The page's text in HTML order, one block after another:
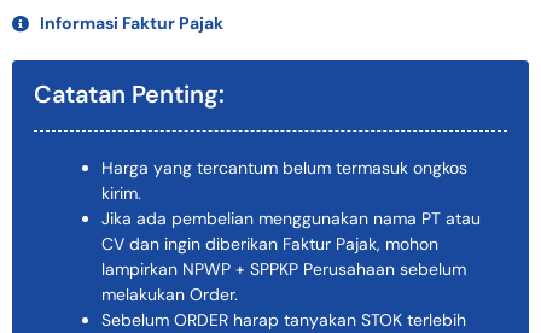
Informasi Faktur Pajak
Catatan Penting:
Harga yang tercantum belum termasuk ongkos
kirim.
Jika ada pembelian menggunakan nama PT atau
CV dan ingin diberikan Faktur Pajak, mohon
lampirkan NPWP + SPPKP Perusahaan sebelum
melakukan Order.
Sebelum ORDER harap tanyakan STOK terlebih